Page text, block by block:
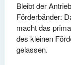
Bleibt der
Förderbänder:
macht das
des kleinen
gelassen.